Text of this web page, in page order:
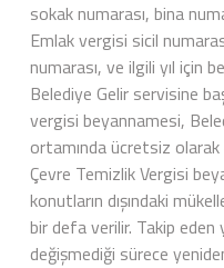
sokak numarası, bina
Emlak vergisi sicil
numarası, ve ilgili yıl için
Belediye Gelir servisine
vergisi beyannamesi,
ortamında ücretsiz olarak
Çevre Temizlik Vergisi
konutların dışındaki
bir defa verilir. Takip eden
değişmediği sürece